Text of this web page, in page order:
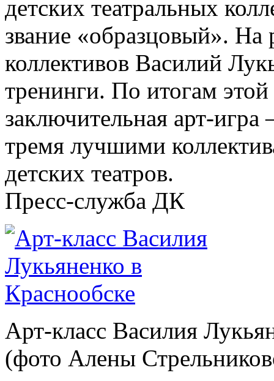
детских театральных
звание «образцовый».
коллективов Василий
тренинги. По итогам
заключительная арт-
тремя лучшими
детских театров.
Пресс-служба ДК
Арт-класс Василия
(фото Алены